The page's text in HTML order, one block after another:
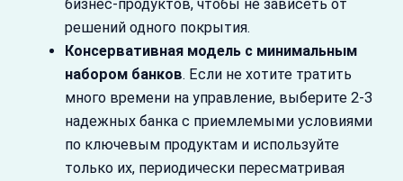
бизнес‑продуктов, чтобы не зависеть от
решений одного покрытия.
Консервативная модель с минимальным
набором банков. Если не хотите тратить
много времени на управление, выберите 2-3
надежных банка с приемлемыми условиями
по ключевым продуктам и используйте
только их, периодически пересматривая